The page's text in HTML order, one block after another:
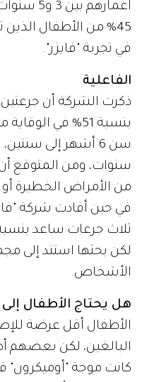
أعمارهم
في تجربة "فايزر".
الفاعلية
ذكرت الشركة أن جرعتين
بنسبة 51% في
سنوات، ومن المتوقع أن
من الأمراض الخطيرة
في حين أفادت شركة
لكن بحثها استند إلى
الأشخاص.
هل يحتاج الأطفال
الأطفال أقل عرضة
البالغين، لكن بعضهم
كانت موجة